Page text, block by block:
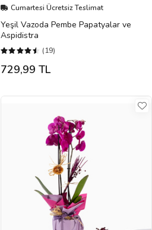
Cumartesi Ücretsiz Teslimat
Yeşil Vazoda Pembe Papatyalar ve
Aspidistra
(19)
729,99 TL